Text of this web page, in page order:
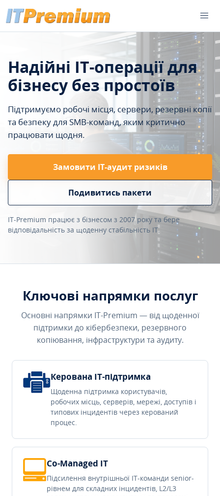
Надійні IT-операції для
бізнесу без простоїв
Підтримуємо робочі місця, сервери, резервні копії
та безпеку для SMB-команд, яким критично
працювати щодня.
Замовити ІТ-аудит ризиків
Подивитись пакети
IT-Premium працює з бізнесом з 2007 року та бере
відповідальність за щоденну стабільність IT.
Ключові напрямки послуг
Основні напрямки IT-Premium — від щоденної
підтримки до кібербезпеки, резервного
копіювання, інфраструктури та аудиту.
Керована IT-підтримка
Щоденна підтримка користувачів,
робочих місць, серверів, мережі, доступів і
типових інцидентів через керований
процес.
Co-Managed IT
Підсилення внутрішньої IT-команди senior-
рівнем для складних інцидентів, L2/L3